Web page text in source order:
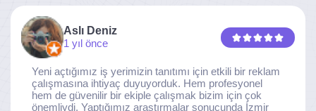
Aslı Deniz
1 yıl önce
Yeni açtığımız iş yerimizin tanıtımı için etkili bir reklam
çalışmasına ihtiyaç duyuyorduk. Hem profesyonel
hem de güvenilir bir ekiple çalışmak bizim için çok
önemliydi. Yaptığımız araştırmalar sonucunda İzmir